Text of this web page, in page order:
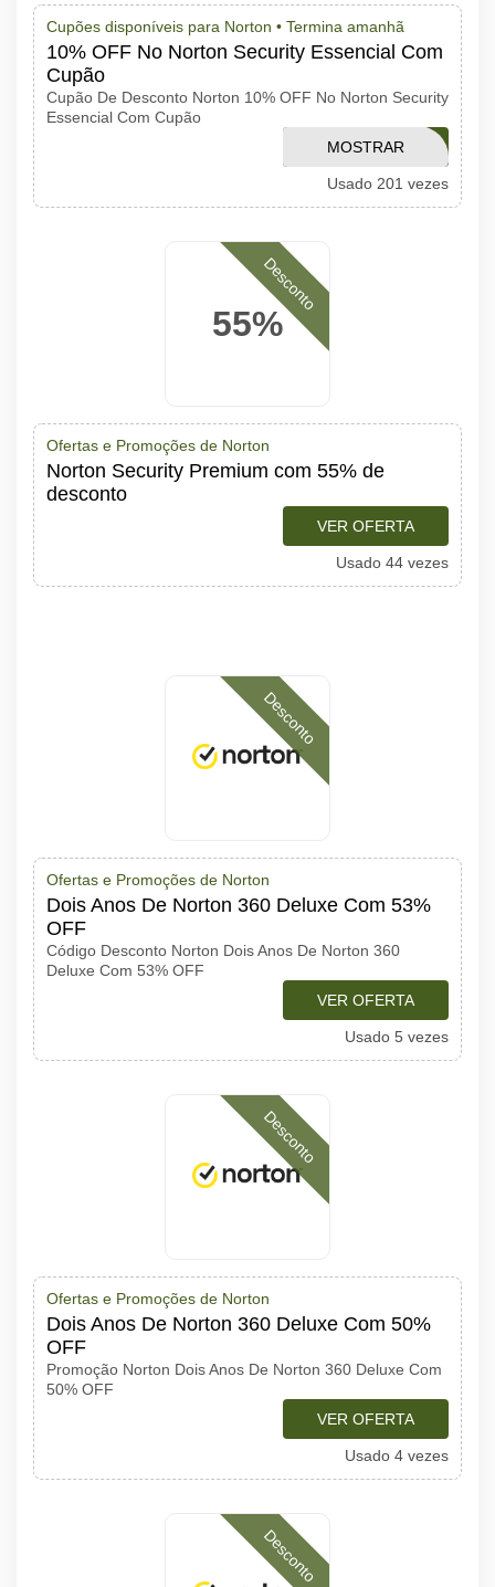
Cupões disponíveis para Norton • Termina amanhã
10% OFF No Norton Security Essencial Com
Cupão
Cupão De Desconto Norton 10% OFF No Norton Security
Essencial Com Cupão
NS1DBR10OFF
MOSTRAR
CÓDIGO
Usado 201 vezes
55%
Desconto
Ofertas e Promoções de Norton
Norton Security Premium com 55% de
desconto
VER OFERTA
Usado 44 vezes
Desconto
Ofertas e Promoções de Norton
Dois Anos De Norton 360 Deluxe Com 53%
OFF
Código Desconto Norton Dois Anos De Norton 360
Deluxe Com 53% OFF
VER OFERTA
Usado 5 vezes
Desconto
Ofertas e Promoções de Norton
Dois Anos De Norton 360 Deluxe Com 50%
OFF
Promoção Norton Dois Anos De Norton 360 Deluxe Com
50% OFF
VER OFERTA
Usado 4 vezes
Desconto